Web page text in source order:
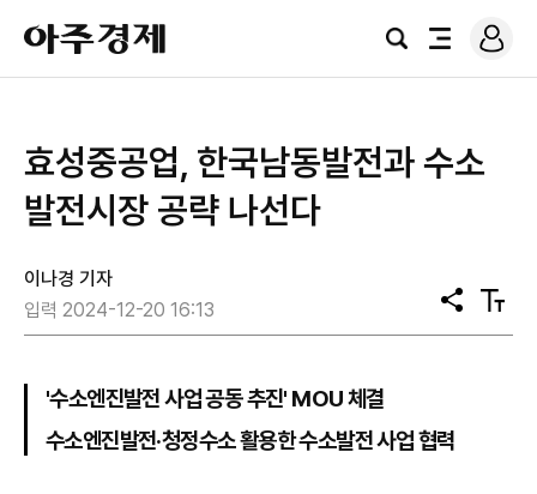
아
주
경
검
전
로
그
효성중공업, 한국남동발전과 수소
발전시장 공략 나선다
이나경 기자
입력 2024-12-20 16:13
공
유
텍
스
'수소엔진발전 사업 공동 추진' MOU 체결
수소엔진발전·청정수소 활용한 수소발전 사업 협력